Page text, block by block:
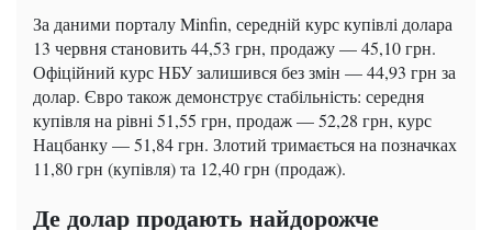
За даними порталу Minfin, середній курс купівлі долара
13 червня становить 44,53 грн, продажу — 45,10 грн.
Офіційний курс НБУ залишився без змін — 44,93 грн за
долар. Євро також демонструє стабільність: середня
купівля на рівні 51,55 грн, продаж — 52,28 грн, курс
Нацбанку — 51,84 грн. Злотий тримається на позначках
11,80 грн (купівля) та 12,40 грн (продаж).
Де долар продають найдорожче